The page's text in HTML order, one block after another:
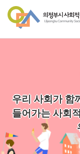
우리 사회가 함
들어가는 사회